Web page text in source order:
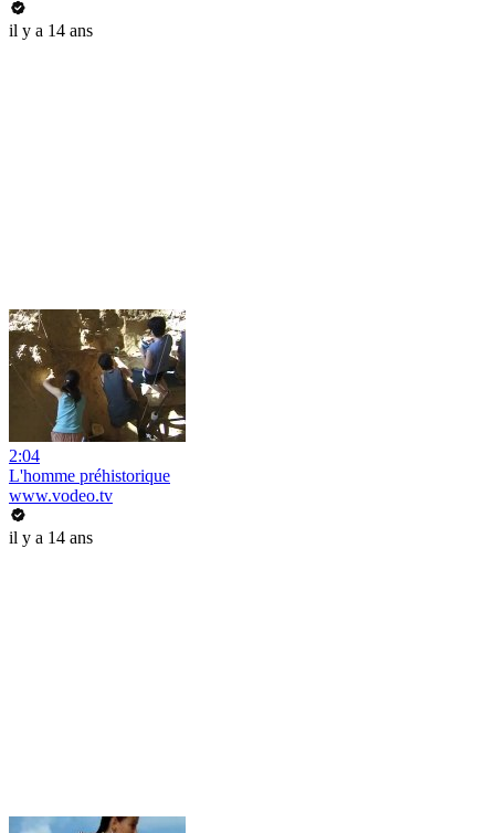
il y a 14 ans
2:04
L'homme préhistorique
www.vodeo.tv
il y a 14 ans